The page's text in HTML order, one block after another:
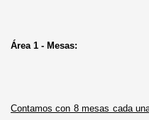
Área 1 - Mesas:
Contamos con 8 mesas cada